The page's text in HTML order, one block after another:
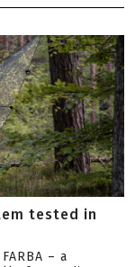
tested in
– a